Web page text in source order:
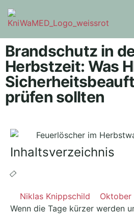
Brandschutz in
Herbstzeit: Was
prüfen sollten
Niklas Knippschild Oktober
Wenn die Tage kürzer werden
Inhaltsverzeichnis